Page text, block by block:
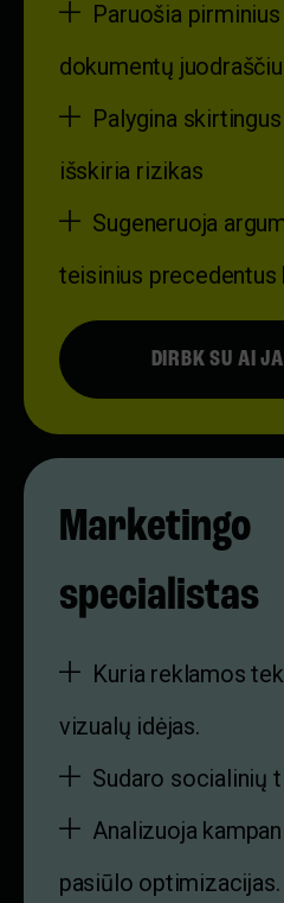
Paruošia
dokumentų
Palygina
išskiria rizikas
Sugeneruoja
teisinius precedentus
DIRBK SU AI
Marketingo
specialistas
Kuria reklamos
vizualų idėjas.
Sudaro socialinių
Analizuoja
pasiūlo optimizacijas.